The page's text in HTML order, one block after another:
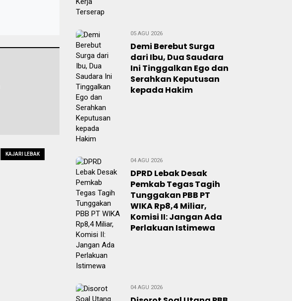
KAJARI LEBAK
05 AGU 2026
Demi Berebut Surga
dari Ibu, Dua Saudara
Ini Tinggalkan Ego dan
Serahkan Keputusan
kepada Hakim
04 AGU 2026
DPRD Lebak Desak
Pemkab Tegas Tagih
Tunggakan PBB PT
WIKA Rp8,4 Miliar,
Komisi II: Jangan Ada
Perlakuan Istimewa
04 AGU 2026